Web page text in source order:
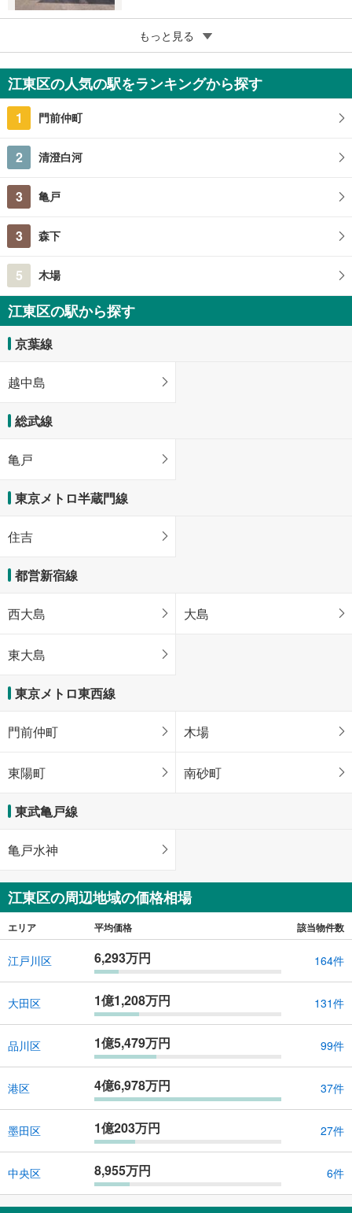
成約でもらえる
江東区南砂3丁目
1億9,800万円
158.67m2（実測）
もっと見る
江東区の人気の駅をランキングから探す
1 門前仲町
2 清澄白河
3 亀戸
3 森下
5 木場
江東区の駅から探す
京葉線
越中島
総武線
亀戸
東京メトロ半蔵門線
住吉
都営新宿線
西大島 大島
東大島
東京メトロ東西線
門前仲町 木場
東陽町 南砂町
東武亀戸線
亀戸水神
江東区の周辺地域の価格相場
エリア 平均価格 該当物件数
江戸川区 6,293万円 164件
大田区 1億1,208万円 131件
品川区 1億5,479万円 99件
港区 4億6,978万円 37件
墨田区 1億203万円 27件
中央区 8,955万円 6件